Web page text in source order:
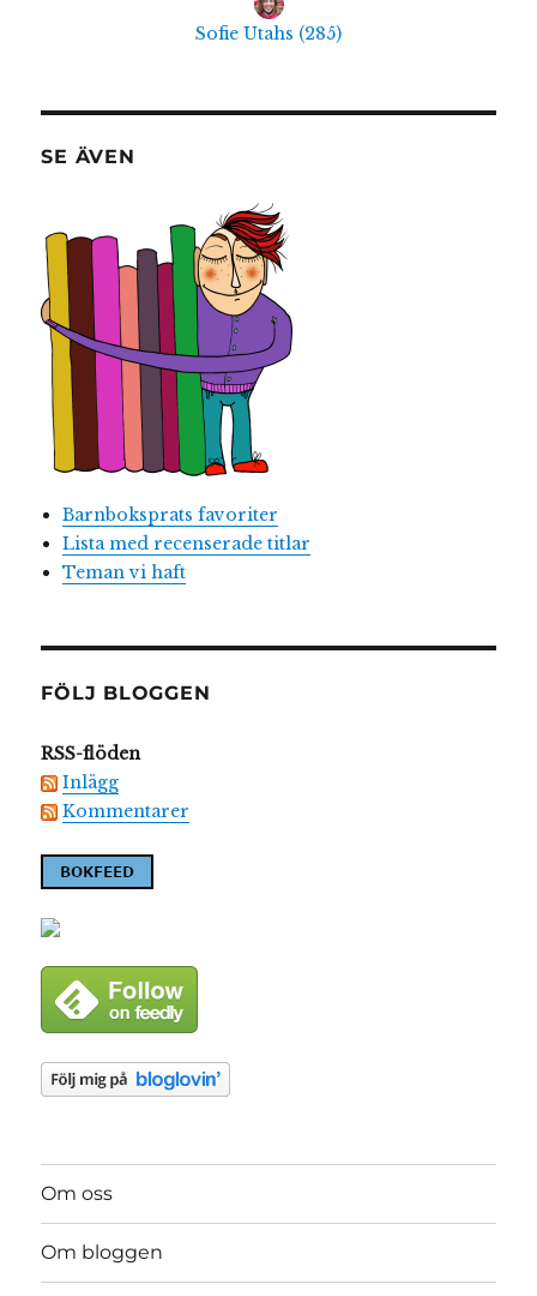
Sofie Utahs (285)
SE ÄVEN
Barnboksprats favoriter
Lista med recenserade titlar
Teman vi haft
FÖLJ BLOGGEN
RSS-flöden
Inlägg
Kommentarer
Om oss
Om bloggen